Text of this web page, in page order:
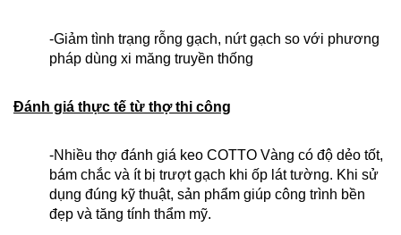
-Giảm tình trạng rỗng gạch, nứt gạch so với phương
pháp dùng xi măng truyền thống
Đánh giá thực tế từ thợ thi công
-Nhiều thợ đánh giá keo COTTO Vàng có độ dẻo tốt,
bám chắc và ít bị trượt gạch khi ốp lát tường. Khi sử
dụng đúng kỹ thuật, sản phẩm giúp công trình bền
đẹp và tăng tính thẩm mỹ.